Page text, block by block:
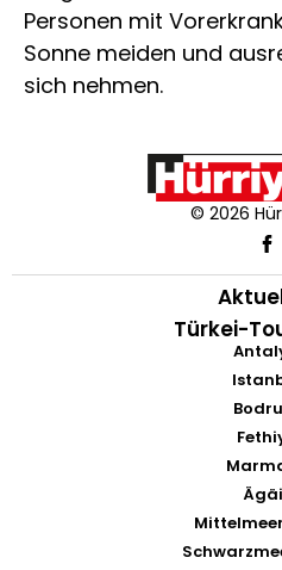
Personen mit
Sonne meiden und
sich nehmen.
© 2026
Türkei-